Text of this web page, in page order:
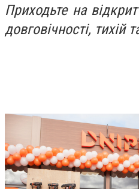
Приходьте на
довговічності, тихій